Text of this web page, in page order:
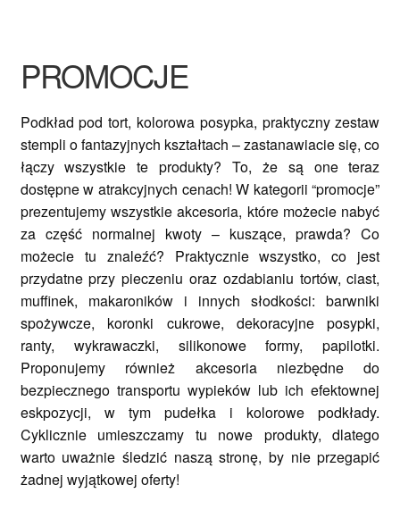
PROMOCJE
Podkład pod tort, kolorowa posypka, praktyczny zestaw
stempli o fantazyjnych kształtach – zastanawiacie się, co
łączy wszystkie te produkty? To, że są one teraz
dostępne w atrakcyjnych cenach! W kategorii “promocje”
prezentujemy wszystkie akcesoria, które możecie nabyć
za część normalnej kwoty – kuszące, prawda? Co
możecie tu znaleźć? Praktycznie wszystko, co jest
przydatne przy pieczeniu oraz ozdabianiu tortów, ciast,
muffinek, makaroników i innych słodkości: barwniki
spożywcze, koronki cukrowe, dekoracyjne posypki,
ranty, wykrawaczki, silikonowe formy, papilotki.
Proponujemy również akcesoria niezbędne do
bezpiecznego transportu wypieków lub ich efektownej
eskpozycji, w tym pudełka i kolorowe podkłady.
Cyklicznie umieszczamy tu nowe produkty, dlatego
warto uważnie śledzić naszą stronę, by nie przegapić
żadnej wyjątkowej oferty!